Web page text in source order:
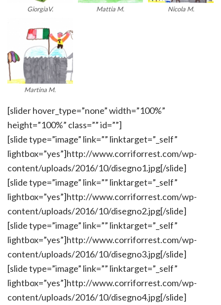
GiorgiaV. Mattia M. Nicola M.
Martina M.
[slider hover_type=”none” width=”100%”
height=”100%” class=”” id=””]
[slide type=”image” link=”” linktarget=”_self”
lightbox=”yes”]http://www.corriforrest.com/wp-
content/uploads/2016/10/disegno1.jpg[/slide]
[slide type=”image” link=”” linktarget=”_self”
lightbox=”yes”]http://www.corriforrest.com/wp-
content/uploads/2016/10/disegno2.jpg[/slide]
[slide type=”image” link=”” linktarget=”_self”
lightbox=”yes”]http://www.corriforrest.com/wp-
content/uploads/2016/10/disegno3.jpg[/slide]
[slide type=”image” link=”” linktarget=”_self”
lightbox=”yes”]http://www.corriforrest.com/wp-
content/uploads/2016/10/disegno4.jpg[/slide]